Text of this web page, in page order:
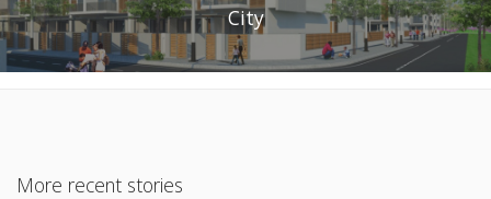
City
More recent stories